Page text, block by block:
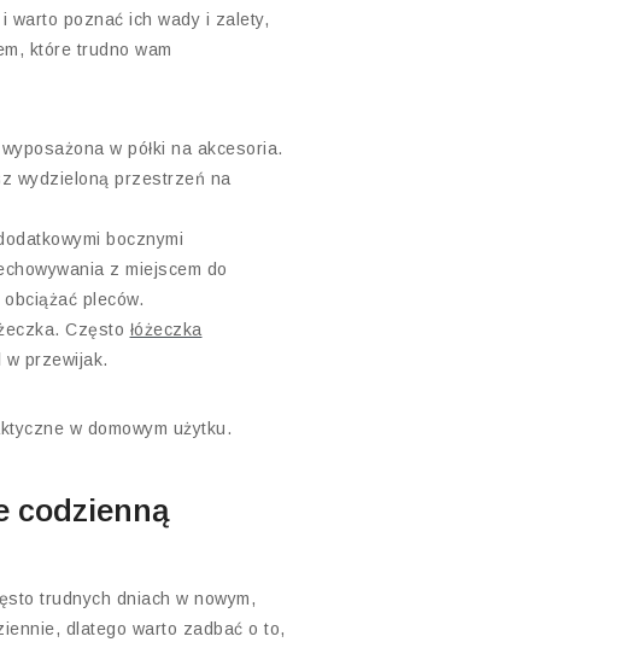
warto poznać ich wady i zalety,
które trudno wam
w półki na akcesoria.
wydzieloną przestrzeń na
bocznymi
z miejscem do
pleców.
Często łóżeczka
w przewijak.
w domowym użytku.
codzienną
trudnych dniach w nowym,
dlatego warto zadbać o to,